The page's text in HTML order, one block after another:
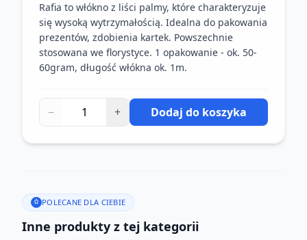
Rafia to włókno z liści palmy, które charakteryzuje
się wysoką wytrzymałością. Idealna do pakowania
prezentów, zdobienia kartek. Powszechnie
stosowana we florystyce. 1 opakowanie - ok. 50-
60gram, długość włókna ok. 1m.
− + Dodaj do koszyka
POLECANE DLA CIEBIE
Inne produkty z tej kategorii